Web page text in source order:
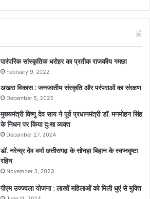
​​​​​​​पारंपरिक सांस्कृतिक धरोहर का प्रतीक राजकीय गमछा
February 9, 2022
अखरा विकास : जनजातीय संस्कृति और परंपराओं का संरक्षण
December 5, 2025
मुख्यमंत्री विष्णु देव साय ने पूर्व प्रधानमंत्री डॉ. मनमोहन सिंह
के निधन पर किया दुःख व्यक्त
December 27, 2024
डॉ. नरेन्द्र देव वर्मा छत्तीसगढ़ के सोनहा बिहान के स्वप्नदृष्टा
रहिन
November 3, 2023
पीएम उज्ज्वला योजना : लाखों महिलाओं को मिली धुएं से मुक्ति